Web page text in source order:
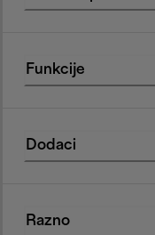
Funkcije
Dodaci
Razno